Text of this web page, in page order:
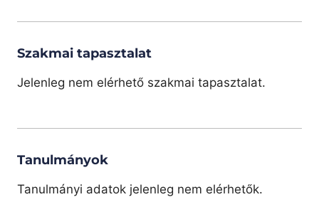
Szakmai tapasztalat
Jelenleg nem elérhető szakmai tapasztalat.
Tanulmányok
Tanulmányi adatok jelenleg nem elérhetők.